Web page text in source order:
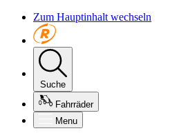
Zum Hauptinhalt wechseln
Suche
Fahrräder
Menu